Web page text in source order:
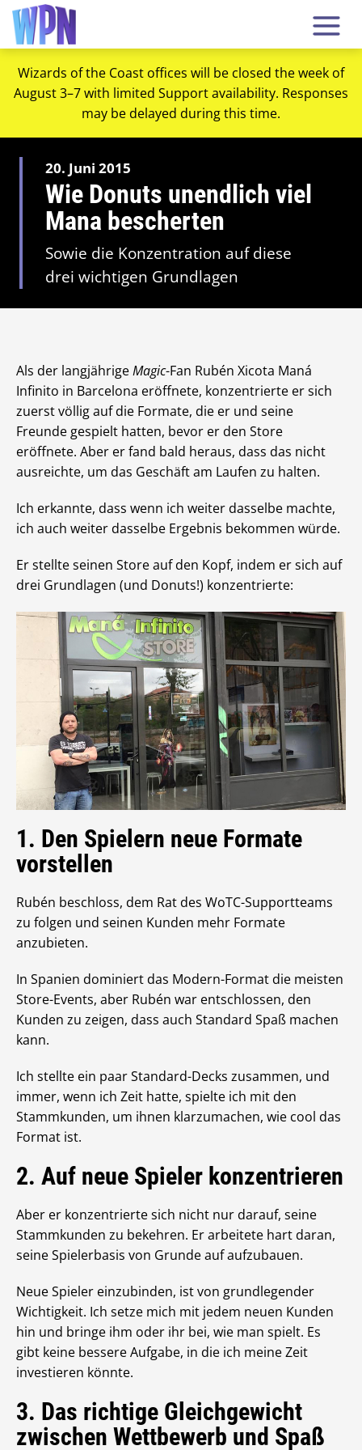
Wizards of the Coast offices will be closed the week of
August 3–7 with limited Support availability. Responses
may be delayed during this time.
20. Juni 2015
Wie Donuts unendlich viel
Mana bescherten
Sowie die Konzentration auf diese
drei wichtigen Grundlagen
Als der langjährigeMagic-Fan Rubén Xicota Maná
Infinito in Barcelona eröffnete, konzentrierte er sich
zuerst völlig auf die Formate, die er und seine
Freunde gespielt hatten, bevor er den Store
eröffnete. Aber er fand bald heraus, dass das nicht
ausreichte, um das Geschäft am Laufen zu halten.
Ich erkannte, dass wenn ich weiter dasselbe machte,
ich auch weiter dasselbe Ergebnis bekommen würde.
Er stellte seinen Store auf den Kopf, indem er sich auf
drei Grundlagen (und Donuts!) konzentrierte:
1. Den Spielern neue Formate
vorstellen
Rubén beschloss, dem Rat des WoTC-Supportteams
zu folgen und seinen Kunden mehr Formate
anzubieten.
In Spanien dominiert das Modern-Format die meisten
Store-Events, aber Rubén war entschlossen, den
Kunden zu zeigen, dass auch Standard Spaß machen
kann.
Ich stellte ein paar Standard-Decks zusammen, und
immer, wenn ich Zeit hatte, spielte ich mit den
Stammkunden, um ihnen klarzumachen, wie cool das
Format ist.
2. Auf neue Spieler konzentrieren
Aber er konzentrierte sich nicht nur darauf, seine
Stammkunden zu bekehren. Er arbeitete hart daran,
seine Spielerbasis von Grunde auf aufzubauen.
Neue Spieler einzubinden, ist von grundlegender
Wichtigkeit. Ich setze mich mit jedem neuen Kunden
hin und bringe ihm oder ihr bei, wie man spielt. Es
gibt keine bessere Aufgabe, in die ich meine Zeit
investieren könnte.
3. Das richtige Gleichgewicht
zwischen Wettbewerb und Spaß